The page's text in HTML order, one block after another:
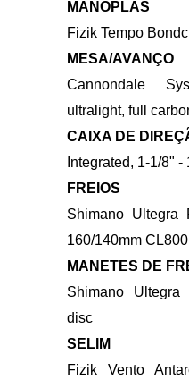
Cannondale
ultralight, full
90x380mm (44-
56cm),
(61cm)
MANOPLAS
Fizik Tempo
MESA/AVANÇO
Cannondale
ultralight, full
CAIXA DE
Integrated, 1-1/8" -
FREIOS
Shimano Ultegra
160/140mm